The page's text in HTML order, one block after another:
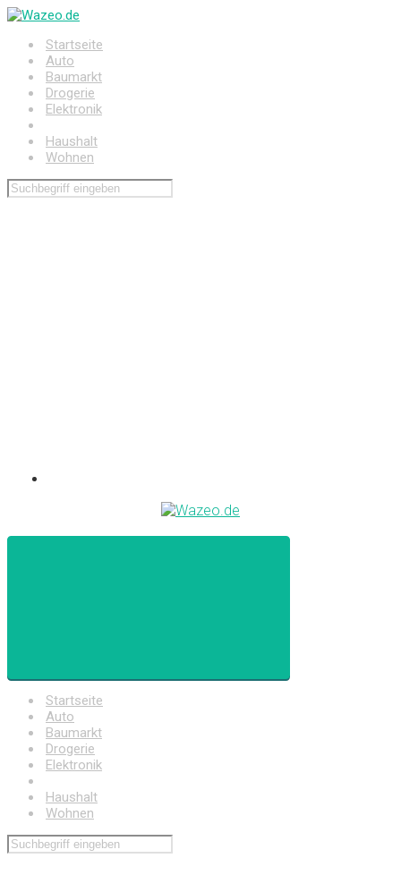
Zum
springenStartseite
Auto
Baumarkt
Drogerie
Elektronik
Haushalt
Wohnen
Startseite
Auto
Baumarkt
Drogerie
Elektronik
Haushalt
Wohnen